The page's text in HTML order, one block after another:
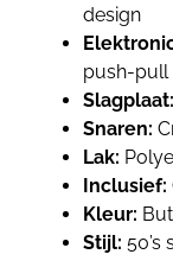
design
push-
Slagplaat:
Snaren:
Lak:
Inclusief:
Kleur:
Stijl: 50’s